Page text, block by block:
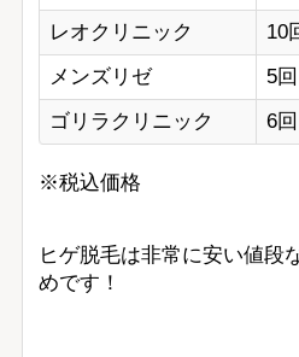
レオクリニック
10
メンズリゼ
5回
ゴリラクリニック
6回
※税込価格
ヒゲ脱毛は非常に安い値段
めです！